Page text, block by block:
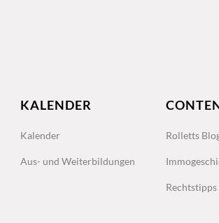
KALENDER
Kalender
Aus- und Weiterbildungen
Rolletts
Rechtstipps